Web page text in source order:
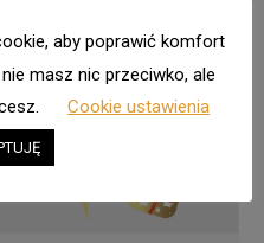
aby poprawić komfort
masz nic przeciwko, ale
Cookie ustawienia